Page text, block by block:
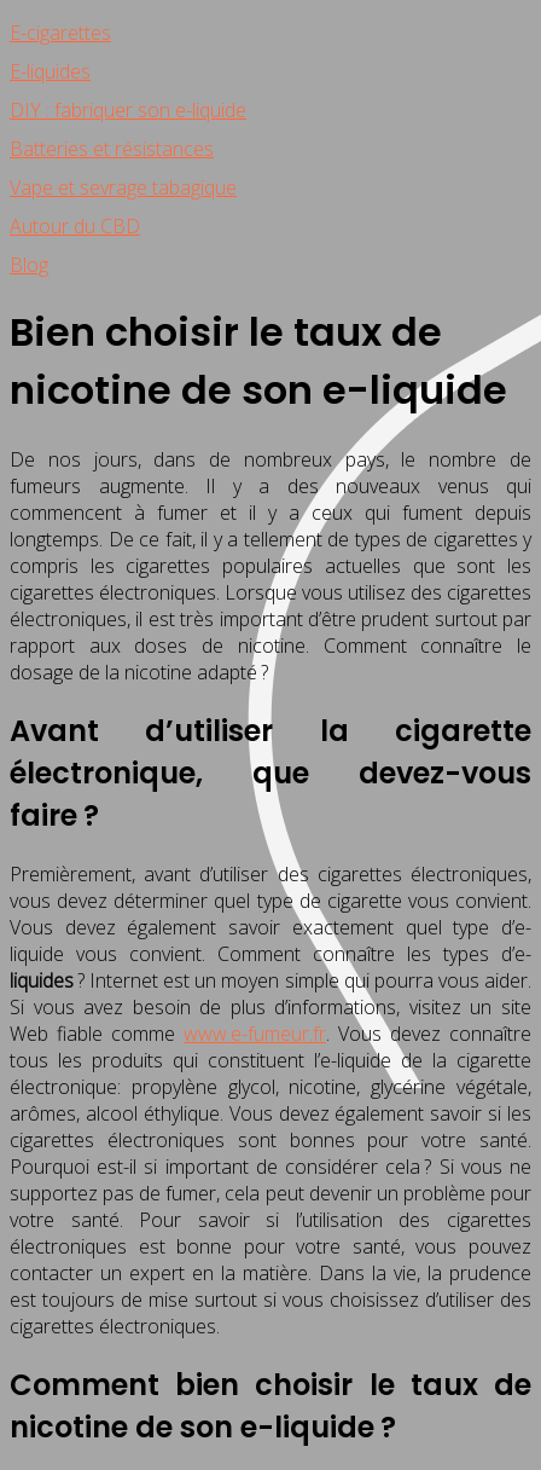
E-cigarettes
E-liquides
DIY : fabriquer son e-liquide
Batteries et résistances
Vape et sevrage tabagique
Autour du CBD
Blog
Bien choisir le taux de
nicotine de son e-liquide
De nos jours, dans de nombreux pays, le nombre de
fumeurs augmente. Il y a des nouveaux venus qui
commencent à fumer et il y a ceux qui fument depuis
longtemps. De ce fait, il y a tellement de types de cigarettes y
compris les cigarettes populaires actuelles que sont les
cigarettes électroniques. Lorsque vous utilisez des cigarettes
électroniques, il est très important d’être prudent surtout par
rapport aux doses de nicotine. Comment connaître le
dosage de la nicotine adapté ?
Avant d’utiliser la cigarette
électronique, que devez-vous
faire ?
Premièrement, avant d’utiliser des cigarettes électroniques,
vous devez déterminer quel type de cigarette vous convient.
Vous devez également savoir exactement quel type d’e-
liquide vous convient. Comment connaître les types d’e-
liquides? Internet est un moyen simple qui pourra vous aider.
Si vous avez besoin de plus d’informations, visitez un site
Web fiable comme www.e-fumeur.fr. Vous devez connaître
tous les produits qui constituent l’e-liquide de la cigarette
électronique: propylène glycol, nicotine, glycérine végétale,
arômes, alcool éthylique. Vous devez également savoir si les
cigarettes électroniques sont bonnes pour votre santé.
Pourquoi est-il si important de considérer cela ? Si vous ne
supportez pas de fumer, cela peut devenir un problème pour
votre santé. Pour savoir si l’utilisation des cigarettes
électroniques est bonne pour votre santé, vous pouvez
contacter un expert en la matière. Dans la vie, la prudence
est toujours de mise surtout si vous choisissez d’utiliser des
cigarettes électroniques.
Comment bien choisir le taux de
nicotine de son e-liquide ?